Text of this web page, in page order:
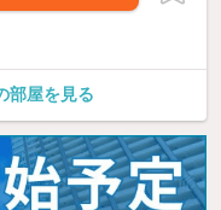
部屋を見る